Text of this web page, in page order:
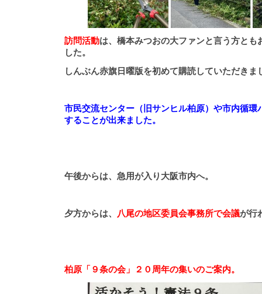
訪問活動は、橋本みつおの大ファンと言う方とも
した。
しんぶん赤旗日曜版を初めて購読していただきま
市民交流センター（旧サンヒル柏原）や市内循環
することが出来ました。
午後からは、急用が入り大阪市内へ。
夕方からは、 八尾の地区委員会事務所で会議が行
柏原「９条の会」２０周年の集いのご案内。